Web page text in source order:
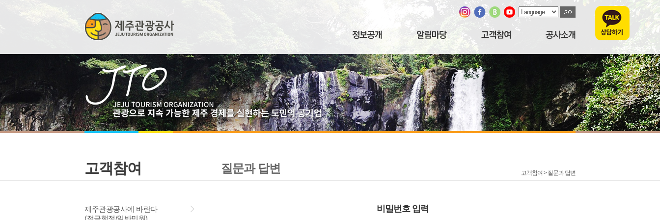
고객참여
제주관광공사에 바란다
(적극행정/일반민원)
고객참여 >질문과 답변
질문과 답변
비밀번호 입력